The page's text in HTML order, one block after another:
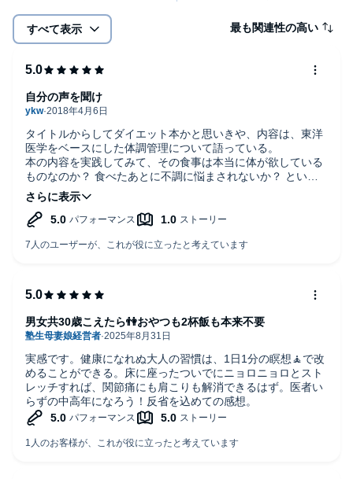
すべて表示 最も関連性の高い
タイトルからしてダイエット本かと思いきや、内容は、東洋
医学をベースにした体調管理について語っている。
本の内容を実践してみて、その食事は本当に体が欲している
ものなのか？ 食べたあとに不調に悩まされないか？ といっ
た「体に尋ねる」癖をつけるのがとても大切だと実感でき
た。
おかげで、寒気やだるさにも敏感に反応できるようになり、
驚いたのは、イライラはささいな体調不良を知らせるサイン
も問題があると知れただけで、気持ちがスーッと楽になっ
た。
実際、体のケアをすれば、イライラがおさまることがかなり
の確率である。
もらいたい一冊だ。
自分の声を聞け
実感です。健康になれぬ大人の習慣は、1日1分の瞑想🧘で改
めることができる。床に座ったついでにニョロニョロとスト
レッチすれば、関節痛にも肩こりも解消できるはず。医者い
らずの中高年になろう！反省を込めての感想。
男女共30歳こえたら👫おやつも2杯飯も本来不要